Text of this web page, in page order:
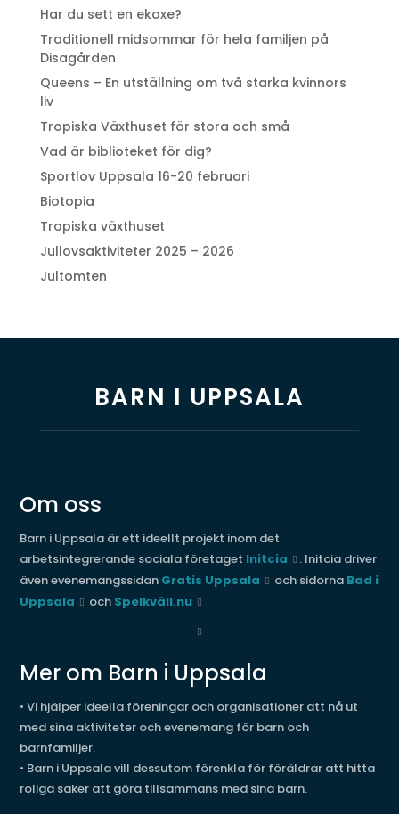
Har du sett en ekoxe?
Traditionell midsommar för hela familjen på
Disagården
Queens – En utställning om två starka kvinnors
liv
Tropiska Växthuset för stora och små
Vad är biblioteket för dig?
Sportlov Uppsala 16-20 februari
Biotopia
Tropiska växthuset
Jullovsaktiviteter 2025 – 2026
Jultomten
BARN I UPPSALA
Om oss
Barn i Uppsala är ett ideellt projekt inom det
arbetsintegrerande sociala företaget Initcia
. Initcia driver
även evenemangssidan Gratis Uppsala och sidorna Bad i
Uppsala
och Spelkväll.nu
Mer om Barn i Uppsala
• Vi hjälper ideella föreningar och organisationer att nå ut
med sina aktiviteter och evenemang för barn och
barnfamiljer.
• Barn i Uppsala vill dessutom förenkla för föräldrar att hitta
roliga saker att göra tillsammans med sina barn.